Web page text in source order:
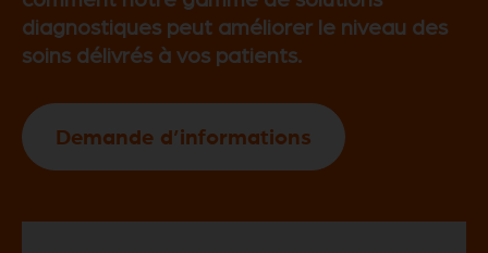
diagnostiques peut améliorer le niveau des
soins délivrés à vos patients.
Demande d’informations